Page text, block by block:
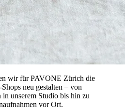
wir für PAVONE Zürich die
neu gestalten – von
unserem Studio bis hin zu
vor Ort.